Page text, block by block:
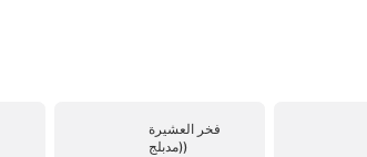
فخر العشيرة
(مدبلج)